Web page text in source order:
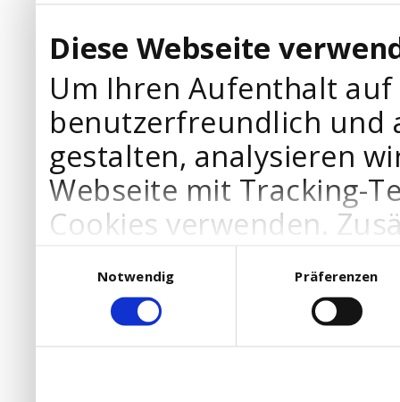
Diese Webseite
Um Ihren Aufenthalt
benutzerfreundlich und
gestalten, analysieren
Webseite mit Tracking-
Cookies verwenden.
Werbepartner
Ihre Bedürfnisse
die Verwendung von
DSGVO.
Notwendig
Präferenzen